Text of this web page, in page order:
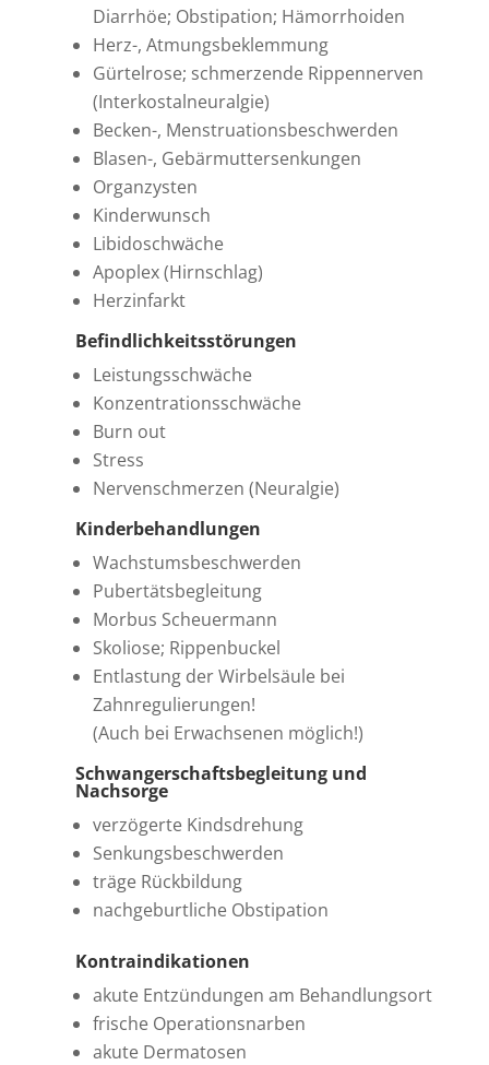
Diarrhöe; Obstipation; Hämorrhoiden
Herz-, Atmungsbeklemmung
Gürtelrose; schmerzende Rippennerven
(Interkostalneuralgie)
Becken-, Menstruationsbeschwerden
Blasen-, Gebärmuttersenkungen
Organzysten
Kinderwunsch
Libidoschwäche
Apoplex (Hirnschlag)
Herzinfarkt
Befindlichkeitsstörungen
Leistungsschwäche
Konzentrationsschwäche
Burn out
Stress
Nervenschmerzen (Neuralgie)
Kinderbehandlungen
Wachstumsbeschwerden
Pubertätsbegleitung
Morbus Scheuermann
Skoliose; Rippenbuckel
Entlastung der Wirbelsäule bei
Zahnregulierungen!
(Auch bei Erwachsenen möglich!)
Schwangerschaftsbegleitung und
Nachsorge
verzögerte Kindsdrehung
Senkungsbeschwerden
träge Rückbildung
nachgeburtliche Obstipation
Kontraindikationen
akute Entzündungen am Behandlungsort
frische Operationsnarben
akute Dermatosen